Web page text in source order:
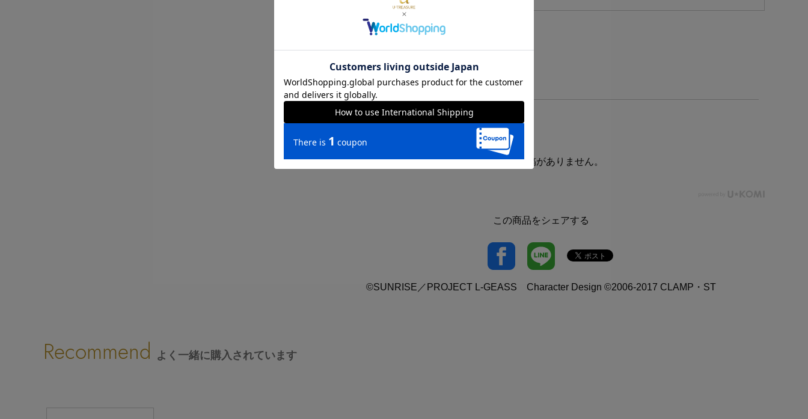
レビュー
レビュー投稿がありません。
この商品をシェアする
©SUNRISE／PROJECT L-GEASS Character Design ©2006-2017 CLAMP・ST
Recommend よく一緒に購入されています